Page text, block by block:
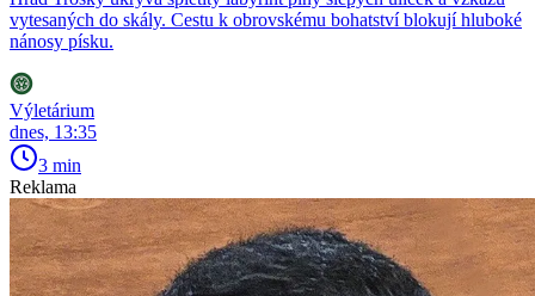
vytesaných do skály. Cestu k obrovskému bohatství blokují hluboké
nánosy písku.
Výletárium
dnes, 13:35
3 min
Reklama